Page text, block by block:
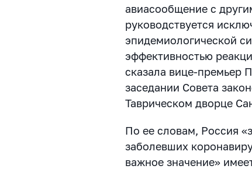
авиасообщение с
руководствуется
эпидемиологической
эффективностью
сказала вице-премьер
заседании Совета
Таврическом дворце
По ее словам, Россия
заболевших
важное значение»